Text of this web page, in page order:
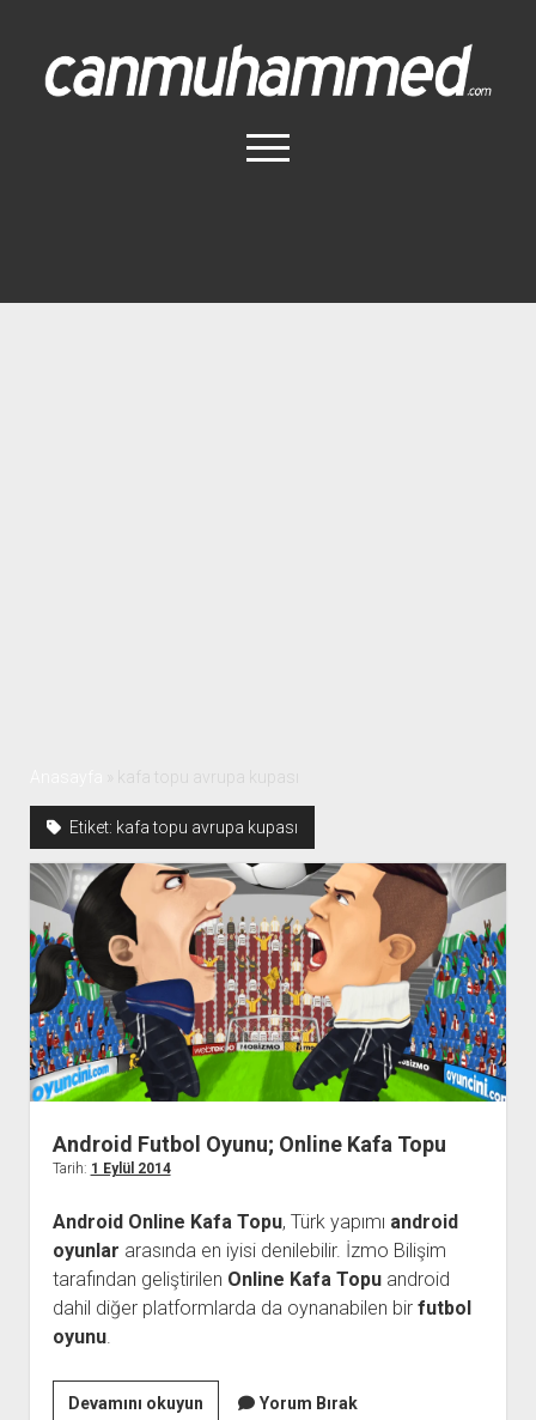
Canmuhammed.com
menüyü
aç
kafa topu avrupa kupası
Etiket: kafa topu avrupa kupası
Android Futbol Oyunu; Online Kafa Topu
Tarih: 1 Eylül 2014
Android Online Kafa Topu, Türk yapımı android
oyunlar arasında en iyisi denilebilir. İzmo Bilişim
tarafından geliştirilen Online Kafa Topuandroid
dahil diğer platformlarda da oynanabilen bir futbol
oyunu.
Devamını okuyunAndroidYorum Bırak